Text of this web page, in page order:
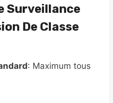
Surveillance
De Classe
: Maximum tous